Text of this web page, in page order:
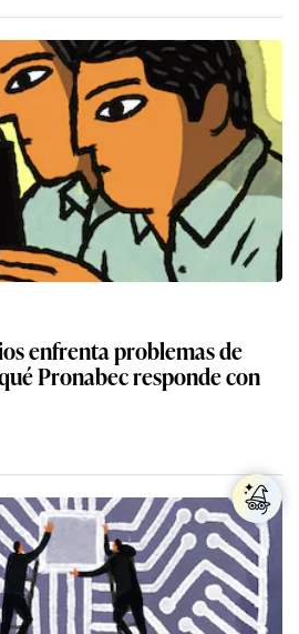
enfrenta problemas de
Pronabec responde con